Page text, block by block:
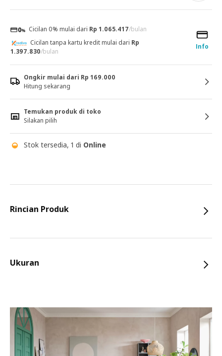
Cicilan 0% mulai dari Rp 1.065.417/bulan
Info
Cicilan tanpa kartu kredit mulai dari Rp
1.397.830/bulan
Ongkir mulai dari Rp 169.000
Hitung sekarang
Temukan produk di toko
Silakan pilih
Stok tersedia, 1 di Online
Rincian Produk
Ukuran